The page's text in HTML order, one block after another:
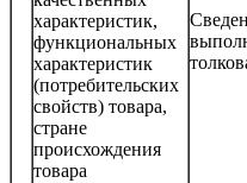
характеристик,
функциональных
характеристик
(потребительских
свойств) товара,
стране
происхождения
товара